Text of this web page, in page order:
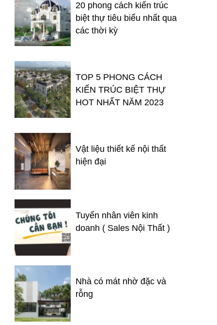
20 phong cách kiến trúc
biệt thự tiêu biểu nhất qua
các thời kỳ
TOP 5 PHONG CÁCH
KIẾN TRÚC BIỆT THỰ
HOT NHẤT NĂM 2023
Vật liệu thiết kế nội thất
hiện đại
Tuyển nhân viên kinh
doanh ( Sales Nội Thất )
Nhà có mát nhờ đặc và
rỗng